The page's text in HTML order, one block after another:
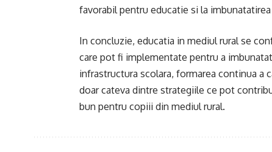
favorabil pentru educatie si la
In concluzie, educatia in mediul rural se
care pot fi implementate pentru a
infrastructura scolara, formarea continua a
doar cateva dintre strategiile ce pot
bun pentru copiii din mediul rural.